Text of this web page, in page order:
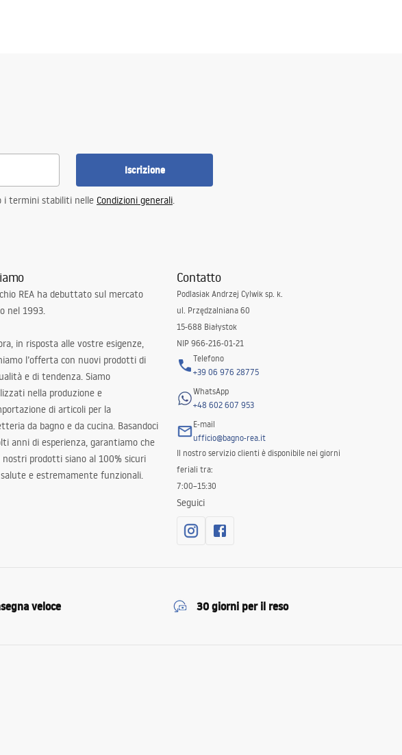
Iscrizione
i termini stabiliti nelle Condizioni generali.
REA ha debuttato sul mercato
nel 1993.
in risposta alle vostre esigenze,
l’offerta con nuovi prodotti di
e di tendenza. Siamo
nella produzione e
di articoli per la
da bagno e da cucina. Basandoci
anni di esperienza, garantiamo che
prodotti siano al 100% sicuri
e estremamente funzionali.
Contatto
Podlasiak Andrzej Cylwik sp. k.
ul. Przędzalniana 60
15-688 Białystok
NIP 966-216-01-21
Telefono
+39 06 976 28775
WhatsApp
+48 602 607 953
E-mail
ufficio@bagno-rea.it
Il nostro servizio clienti è disponibile nei giorni
feriali tra:
7:00–15:30
Seguici
veloce 30 giorni per il reso